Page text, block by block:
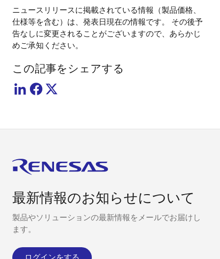
ニュースリリースに掲載されている情報（製品価格、
仕様等を含む）は、発表日現在の情報です。 その後予
告なしに変更されることがございますので、あらかじ
めご承知ください。
この記事をシェアする
最新情報のお知らせについて
製品やソリューションの最新情報をメールでお届けし
ます。